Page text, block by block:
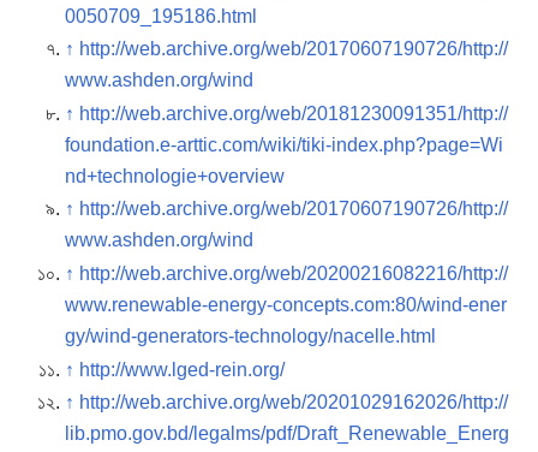
0050709_195186.html
↑ http://web.archive.org/web/20170607190726/http://
www.ashden.org/wind
↑ http://web.archive.org/web/20181230091351/http://
foundation.e-arttic.com/wiki/tiki-index.php?page=Wi
nd+technologie+overview
↑ http://web.archive.org/web/20170607190726/http://
www.ashden.org/wind
↑ http://web.archive.org/web/20200216082216/http://
www.renewable-energy-concepts.com:80/wind-ener
gy/wind-generators-technology/nacelle.html
↑ http://www.lged-rein.org/
↑ http://web.archive.org/web/20201029162026/http://
lib.pmo.gov.bd/legalms/pdf/Draft_Renewable_Energ